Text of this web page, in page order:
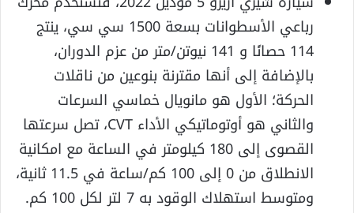
رباعي الأسطوانات بسعة 1500 سي سي، ينتج
114 حصانًا و 141 نيوتن/متر من عزم الدوران،
بالإضافة إلى أنها مقترنة بنوعين من ناقلات
الحركة؛ الأول هو مانويال خماسي السرعات
والثاني هو أوتوماتيكي الأداء CVT، تصل سرعتها
القصوى إلى 180 كيلومتر في الساعة مع امكانية
الانطلاق من 0 إلى 100 كم/ساعة في 11.5 ثانية،
ومتوسط استهلاك الوقود به 7 لتر لكل 100 كم.